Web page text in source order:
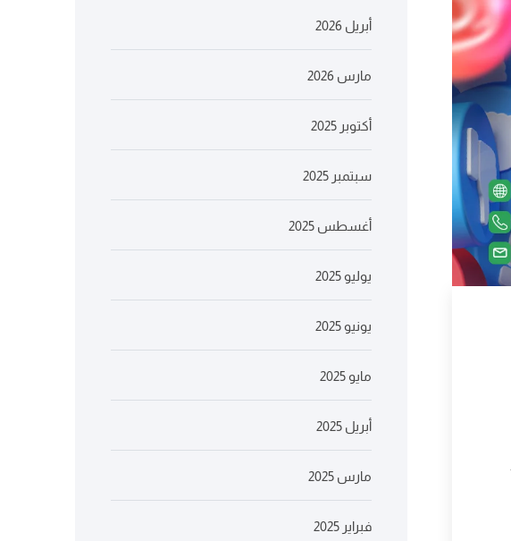
أبريل 2026
مارس 2026
أكتوبر 2025
سبتمبر 2025
أغسطس 2025
يوليو 2025
يونيو 2025
مايو 2025
أبريل 2025
مارس 2025
فبراير 2025